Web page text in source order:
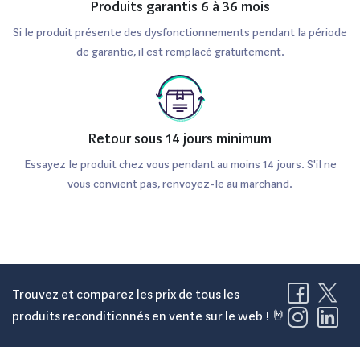
Produits garantis 6 à 36 mois
Si le produit présente des dysfonctionnements pendant la période
de garantie, il est remplacé gratuitement.
Retour sous 14 jours minimum
Essayez le produit chez vous pendant au moins 14 jours. S'il ne
vous convient pas, renvoyez-le au marchand.
Trouvez et comparez les prix de tous les
produits reconditionnés en vente sur le web ! 🤘